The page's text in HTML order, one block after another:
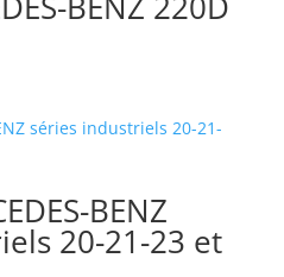
BENZ
20-21-23 et